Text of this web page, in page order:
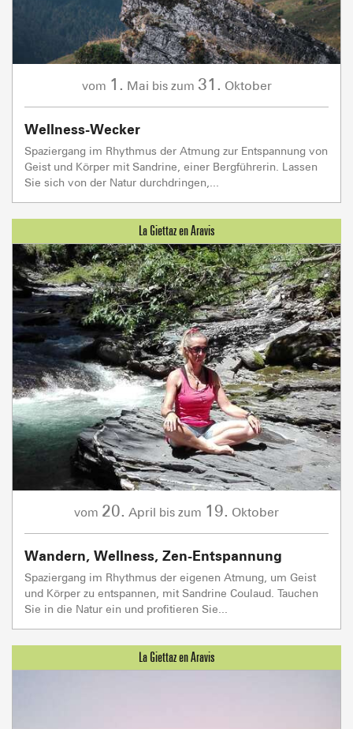
vom 1. Mai bis zum 31. Oktober
Wellness-Wecker
Spaziergang im Rhythmus der Atmung zur Entspannung von
Geist und Körper mit Sandrine, einer Bergführerin. Lassen
Sie sich von der Natur durchdringen,...
vom 20. April bis zum 19. Oktober
Wandern, Wellness, Zen-Entspannung
Spaziergang im Rhythmus der eigenen Atmung, um Geist
und Körper zu entspannen, mit Sandrine Coulaud. Tauchen
Sie in die Natur ein und profitieren Sie...